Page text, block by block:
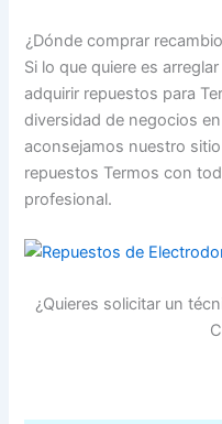
¿Dónde comprar
Si lo que quiere es
adquirir repuestos para
diversidad de negocios
aconsejamos nuestro
repuestos Termos con
profesional.
¿Quieres solicitar un